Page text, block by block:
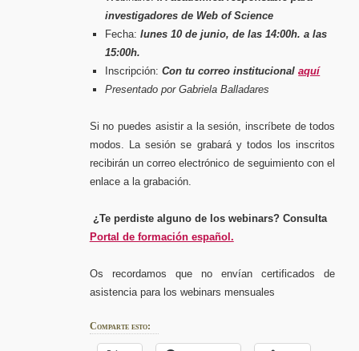
investigadores de Web of Science
Fecha:lunes 10 de junio, de las 14:00h. a las
15:00h.
Inscripción:Con tu correo institucionalaquí
Presentado por Gabriela Balladares
Si no puedes asistir a la sesión, inscríbete de todos
modos. La sesión se grabará y todos los inscritos
recibirán un correo electrónico de seguimiento con el
enlace a la grabación.
¿Te perdiste alguno de los webinars? Consulta
Portal de formación español.
Os recordamos que no envían certificados de
asistencia para los webinars mensuales
Comparte esto: